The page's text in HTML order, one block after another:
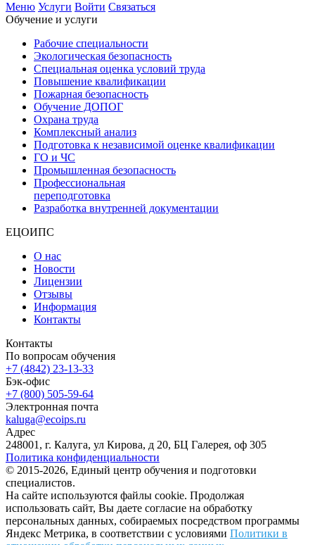
Меню Услуги Войти Связаться
Обучение и услуги
Рабочие специальности
Экологическая безопасность
Специальная оценка условий труда
Повышение квалификации
Пожарная безопасность
Обучение ДОПОГ
Охрана труда
Комплексный анализ
Подготовка к независимой оценке квалификации
ГО и ЧС
Промышленная безопасность
Профессиональная
переподготовка
Разработка внутренней документации
ЕЦОИПС
О нас
Новости
Лицензии
Отзывы
Информация
Контакты
Контакты
По вопросам обучения
+7 (4842) 23-13-33
Бэк-офис
+7 (800) 505-59-64
Электронная почта
kaluga@ecoips.ru
Адрес
248001, г. Калуга, ул Кирова, д 20, БЦ Галерея, оф 305
Политика конфиденциальности
© 2015-2026, Единый центр обучения и подготовки
специалистов.
На сайте используются файлы cookie. Продолжая
использовать сайт, Вы даете согласие на обработку
персональных данных, собираемых посредством программы
Яндекс Метрика, в соответствии с условиями Политики в